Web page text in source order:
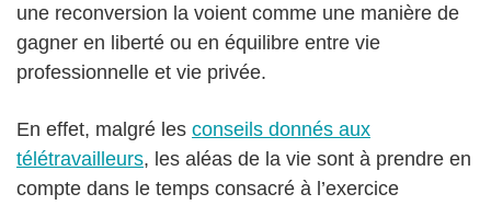
une reconversion la voient comme une manière de
gagner en liberté ou en équilibre entre vie
professionnelle et vie privée.
En effet, malgré les conseils donnés aux
télétravailleurs, les aléas de la vie sont à prendre en
compte dans le temps consacré à l’exercice